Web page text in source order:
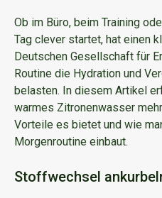
Ob im Büro, beim Training
Tag clever startet, hat einen
Deutschen Gesellschaft für
Routine die Hydration und
belasten. In diesem Artikel
warmes Zitronenwasser
Vorteile es bietet und wie
Morgenroutine einbaut.
Stoffwechsel